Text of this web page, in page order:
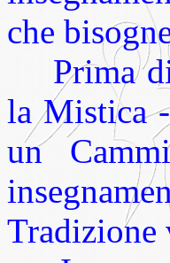
che
Prima di
la Mistica
un
Tradizione